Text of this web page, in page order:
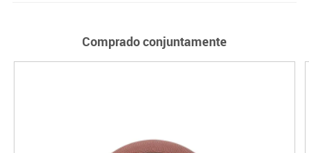
Comprado conjuntamente